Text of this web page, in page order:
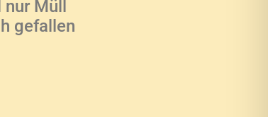
Müll
gefallen